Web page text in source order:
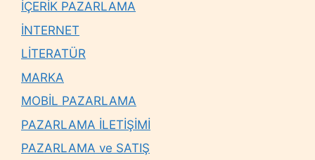
İÇERİK PAZARLAMA
İNTERNET
LİTERATÜR
MARKA
MOBİL PAZARLAMA
PAZARLAMA İLETİŞİMİ
PAZARLAMA ve SATIŞ